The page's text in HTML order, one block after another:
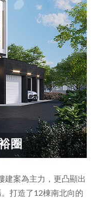
圈
建案為主力，更凸顯出
打造了12棟南北向的